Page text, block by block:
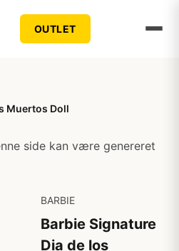
OUTLET
Muertos Doll
side kan være genereret
BARBIE
Barbie Signature
Dia de los